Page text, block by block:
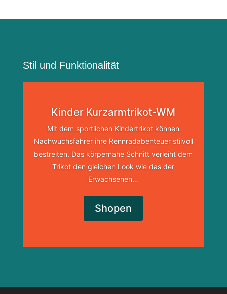
Stil und Funktionalität
Kinder Kurzarmtrikot-WM
Mit dem sportlichen Kindertrikot können
Nachwuchsfahrer ihre Rennradabenteuer stilvoll
bestreiten. Das körpernahe Schnitt verleiht dem
Trikot den gleichen Look wie das der
Erwachsenen…
Shopen